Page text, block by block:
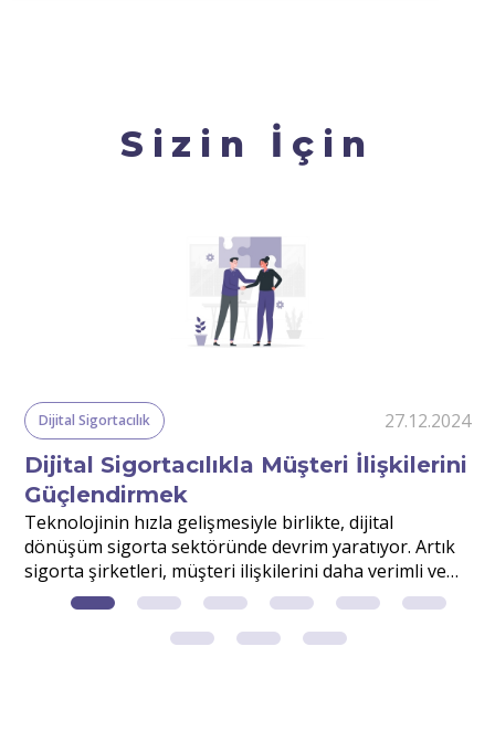
Sizin İçin
Dijital Sigortacılık 27.12.2024
Dijital Sigortacılıkla Müşteri İlişkilerini
Güçlendirmek
Teknolojinin hızla gelişmesiyle birlikte, dijital
dönüşüm sigorta sektöründe devrim yaratıyor. Artık
sigorta şirketleri, müşteri ilişkilerini daha verimli ve
etkili yönetmek için dijital çözümlerden faydalanıyor.